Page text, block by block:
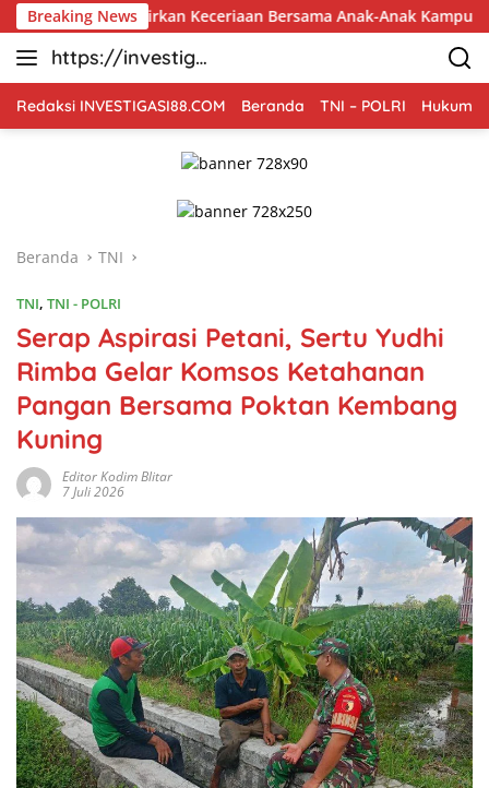
Langsung
ke
konten
Breaking News
Hadirkan Keceriaan Bersama Anak-Anak Kampung Sesor
https://investiga
si88.com
Redaksi INVESTIGASI88.COM Beranda TNI – POLRI Hukum
Beranda TNI
TNI, TNI - POLRI
Serap Aspirasi Petani, Sertu Yudhi
Rimba Gelar Komsos Ketahanan
Pangan Bersama Poktan Kembang
Kuning
Editor Kodim Blitar
7 Juli 2026